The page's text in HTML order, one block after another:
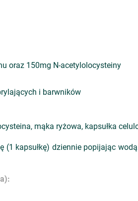
oraz 150mg N-acetylolocysteiny
i barwników
mąka ryżowa, kapsułka
(1 kapsułkę) dziennie popijając